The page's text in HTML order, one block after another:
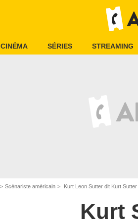
CINÉMA SÉRIES STREAMING
Scénariste américain Kurt Leon Sutter dit Kurt Sutter
Kurt